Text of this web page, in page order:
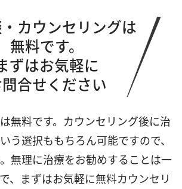
カウンセリングは
無料です。
ずはお気軽に
合せください
無料です。カウンセリング後に治
う選択ももちろん可能ですので、
無理に治療をお勧めすることは一
、まずはお気軽に無料カウンセリ